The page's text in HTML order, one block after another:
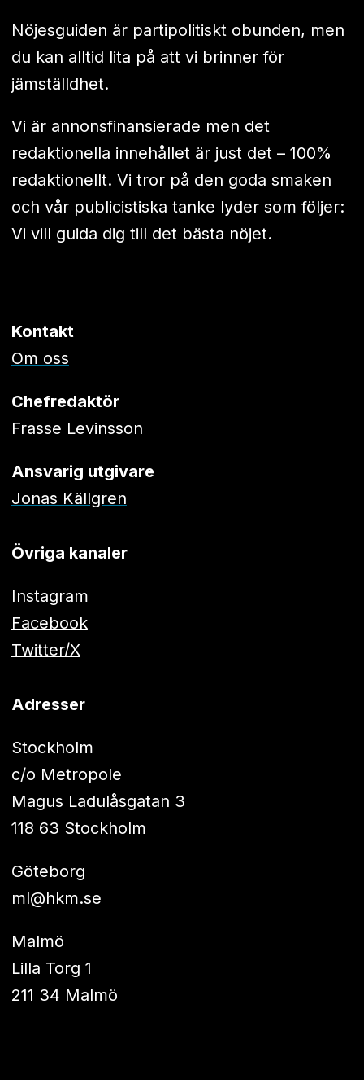
Nöjesguiden är partipolitiskt obunden, men
du kan alltid lita på att vi brinner för
jämställdhet.
Vi är annonsfinansierade men det
redaktionella innehållet är just det – 100%
redaktionellt. Vi tror på den goda smaken
och vår publicistiska tanke lyder som följer:
Vi vill guida dig till det bästa nöjet.
Kontakt
Om oss
Chefredaktör
Frasse Levinsson
Ansvarig utgivare
Jonas Källgren
Övriga kanaler
Instagram
Facebook
Twitter/X
Adresser
Stockholm
c/o Metropole
Magus Ladulåsgatan 3
118 63 Stockholm
Göteborg
ml@hkm.se
Malmö
Lilla Torg 1
211 34 Malmö